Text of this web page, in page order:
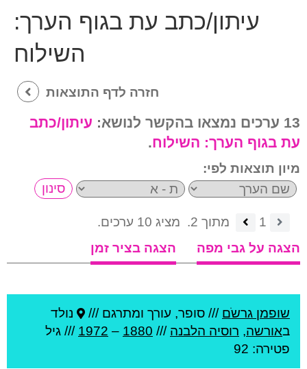
עיתון/כתב עת בגוף הערך:
השילוח
חזרה לדף התוצאות
13 ערכים נמצאו בהקשר לנושא:
עיתון/כתב
עת בגוף הערך: השילוח.
מיון תוצאות לפי:
1 מתוך 2.
מציג 10 ערכים.
הצגה על גבי מפה
הצגה בציר זמן
שופמן גרשֹם /// סופר, עורך ומתרגם ///
נולד
באורשה, רוסיה הלבנה ///
1880
–
1972 /// גיל
פטירה: 92